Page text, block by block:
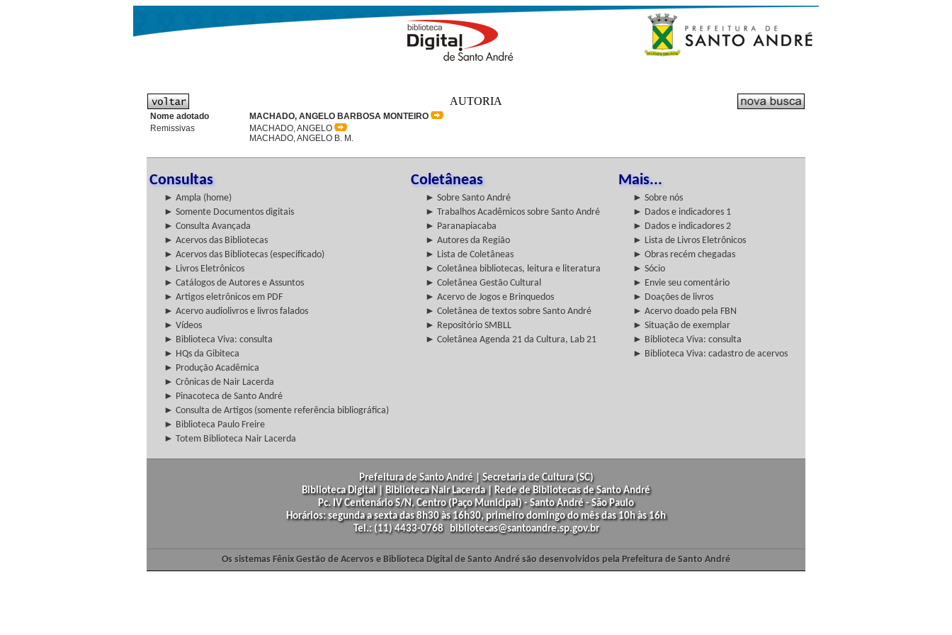
AUTORIA
Nome adotado
MACHADO, ANGELO BARBOSA MONTEIRO
Remissivas
MACHADO, ANGELO
MACHADO, ANGELO B. M.
Consultas Coletâneas Mais...
► Ampla (home) ► Sobre Santo André
► Sobre nós
► Somente Documentos digitais
► Trabalhos Acadêmicos sobre Santo André
► Dados e indicadores 1
► Consulta Avançada
► Paranapiacaba
► Dados e indicadores 2
► Acervos das Bibliotecas
► Autores da Região
► Lista de Livros Eletrônicos
► Acervos das Bibliotecas (especificado)
► Lista de Coletâneas
► Obras recém chegadas
► Livros Eletrônicos
► Coletânea bibliotecas, leitura e literatura
► Sócio
► Catálogos de Autores e Assuntos
► Coletânea Gestão Cultural
► Envie seu comentário
► Artigos eletrônicos em PDF
► Acervo de Jogos e Brinquedos
► Doações de livros
► Acervo audiolivros e livros falados
► Coletânea de textos sobre Santo André
► Acervo doado pela FBN
► Vídeos
► Repositório SMBLL
► Situação de exemplar
► Biblioteca Viva: consulta
► Coletânea Agenda 21 da Cultura, Lab 21
► Biblioteca Viva: consulta
► HQs da Gibiteca
► Biblioteca Viva: cadastro de acervos
► Produção Acadêmica
► Crônicas de Nair Lacerda
► Pinacoteca de Santo André
► Consulta de Artigos (somente referência bibliográfica)
► Biblioteca Paulo Freire
► Totem Biblioteca Nair Lacerda
Prefeitura de Santo André | Secretaria de Cultura (SC)
Biblioteca Digital | Biblioteca Nair Lacerda | Rede de Bibliotecas de Santo André
Pc. IV Centenário S/N, Centro (Paço Municipal) - Santo André - São Paulo
Horários: segunda a sexta das 8h30 às 16h30, primeiro domingo do mês das 10h às 16h
Tel.: (11) 4433-0768 bibliotecas@santoandre.sp.gov.br
Os sistemas Fênix Gestão de Acervos e Biblioteca Digital de Santo André são desenvolvidos pela Prefeitura de Santo André